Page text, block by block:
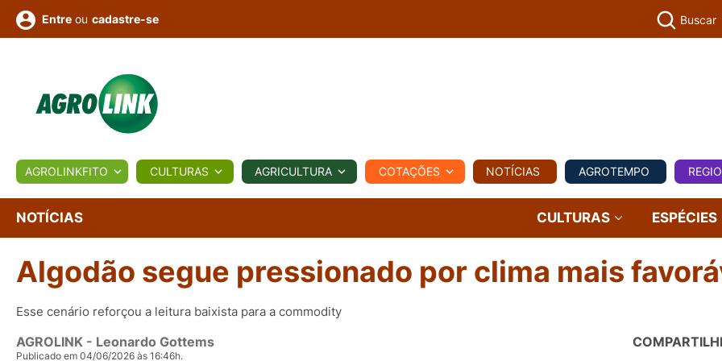
BIOLÓGICOS COTAÇÕES NOTÍCIAS AGROTEMPO REGIONAL COMERCIAL AGROVIAGENS
Conversor Colunistas Eventos
e
Vídeos
Entre ou cadastre-se Buscar
AGROLINKFITO CULTURAS AGRICULTURA COTAÇÕES NOTÍCIAS AGROTEMPO
NOTÍCIAS CULTURAS ESPÉCIES
Algodão segue pressionado por clima mais
Esse cenário reforçou a leitura baixista para a commodity
AGROLINK - Leonardo Gottems
Publicado em 04/06/2026 às 16:46h.